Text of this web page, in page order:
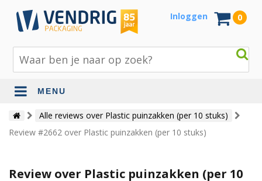
Inloggen 0
MENU
Beschermingsmateriaal
Bouw- en tuinmaterialen
Alle reviews over Plastic puinzakken (per 10 stuks)
Review #2662 over Plastic puinzakken (per 10 stuks)
Review over Plastic puinzakken (per 10